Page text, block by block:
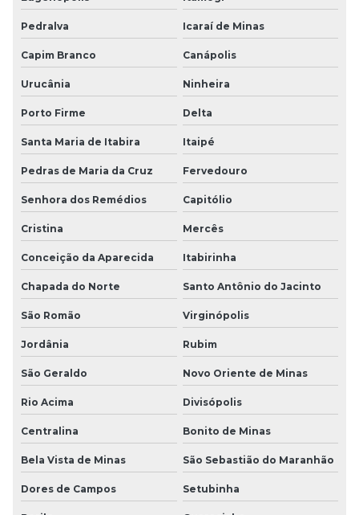
Pedralva Icaraí de Minas
Capim Branco Canápolis
Urucânia Ninheira
Porto Firme Delta
Santa Maria de Itabira Itaipé
Pedras de Maria da Cruz Fervedouro
Senhora dos Remédios Capitólio
Cristina Mercês
Conceição da Aparecida Itabirinha
Chapada do Norte Santo Antônio do Jacinto
São Romão Virginópolis
Jordânia Rubim
São Geraldo Novo Oriente de Minas
Rio Acima Divisópolis
Centralina Bonito de Minas
Bela Vista de Minas São Sebastião do Maranhão
Dores de Campos Setubinha